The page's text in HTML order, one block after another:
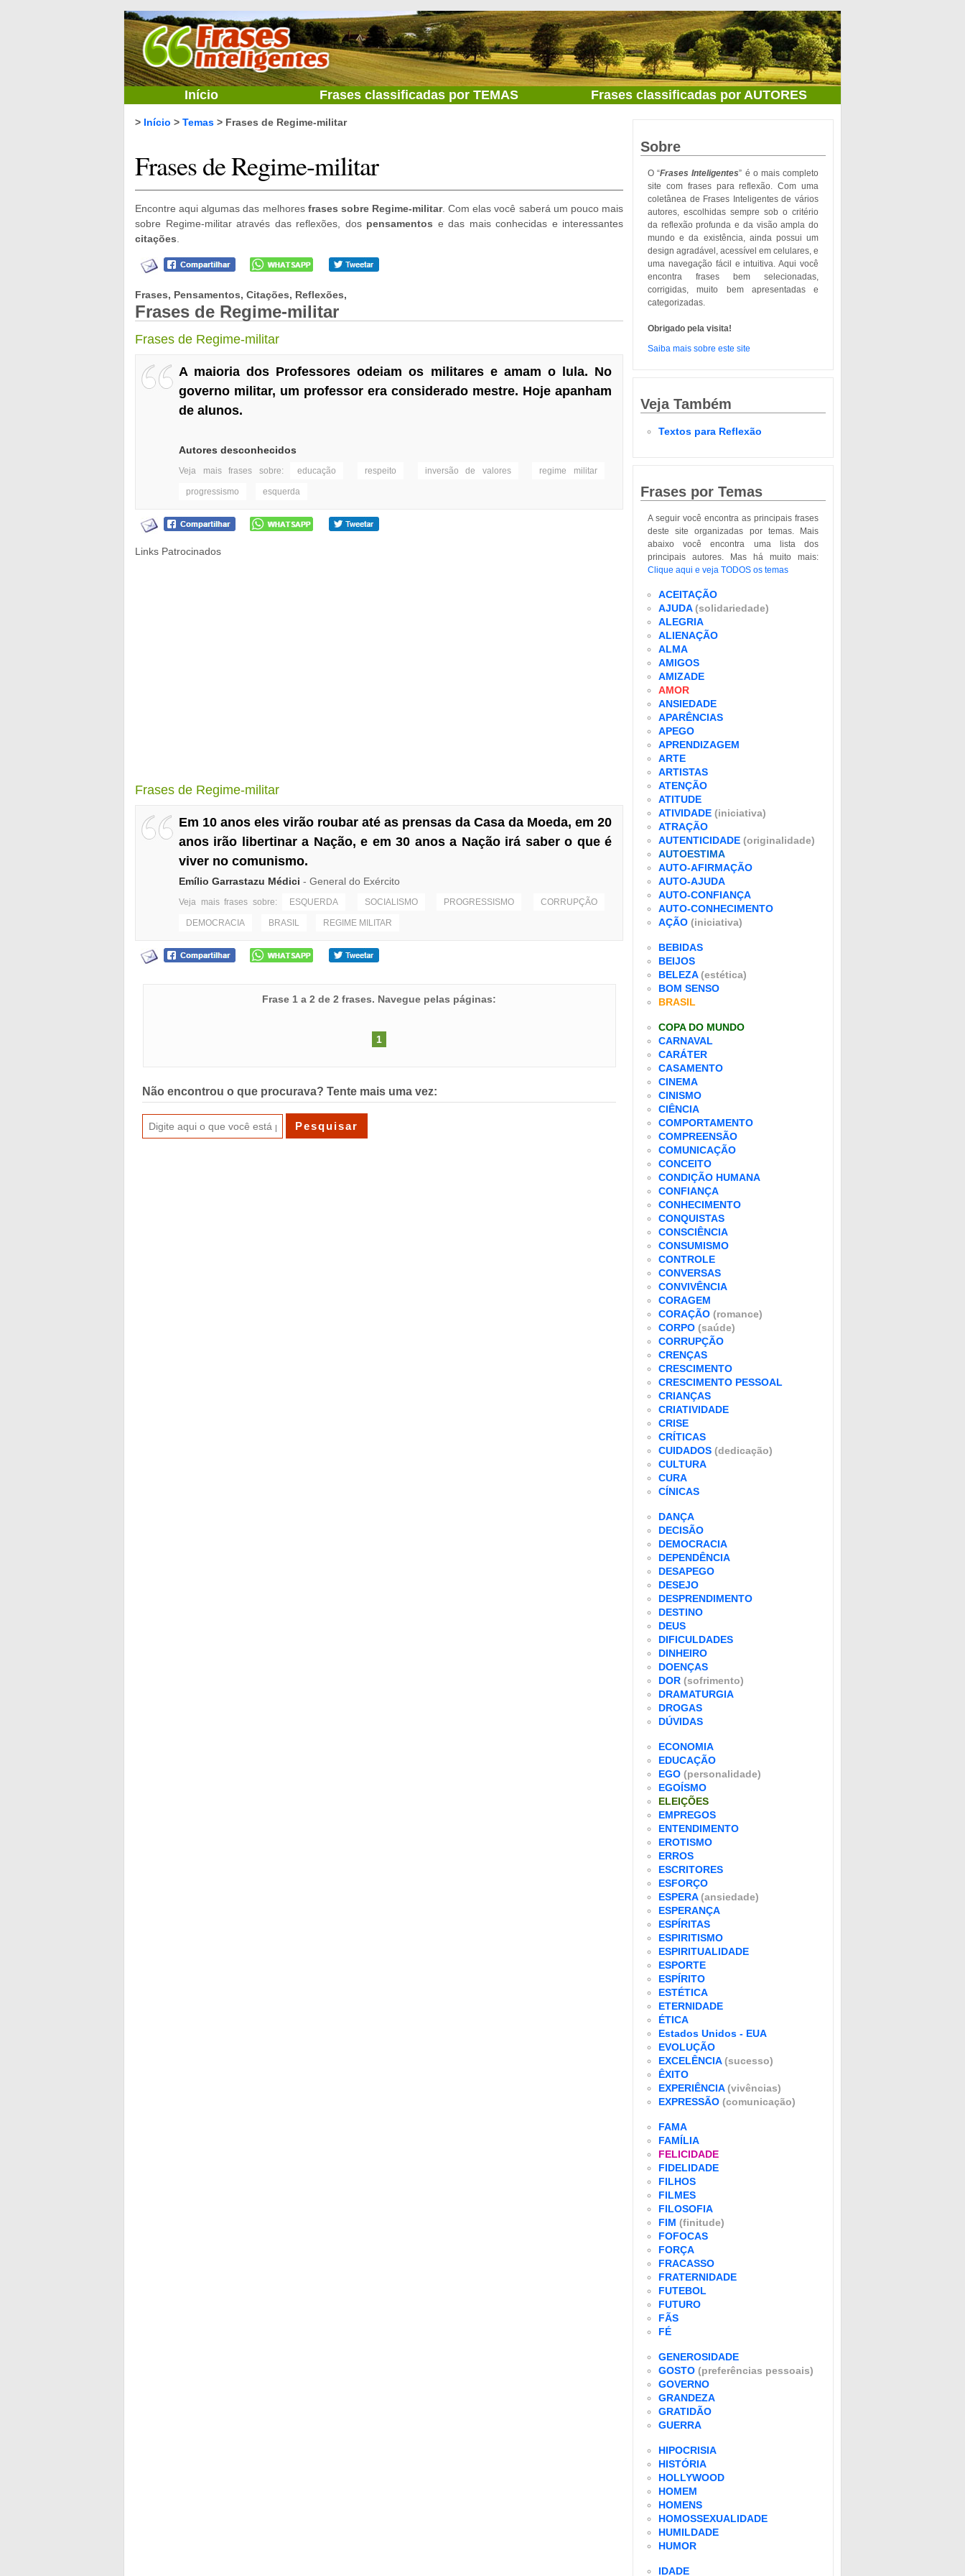
Início Frases classificadas por TEMAS Frases classificadas por AUTORES
> Início > Temas > Frases de Regime-militar
Frases de Regime-militar
Encontre aqui algumas das melhores frases sobre Regime-militar. Com elas você saberá um pouco mais
sobre Regime-militar através das reflexões, dos pensamentos e das mais conhecidas e interessantes
citações
Frases, Pensamentos, Citações, Reflexões,
Frases de Regime-militar
Frases de Regime-militar
A maioria dos Professores odeiam os militares e amam o lula. No
governo militar, um professor era considerado mestre. Hoje apanham
de alunos.
Autores desconhecidos
Veja mais frases sobre: educação respeito inversão de valores regime militar
progressismo esquerda
Links Patrocinados
Frases de Regime-militar
Em 10 anos eles virão roubar até as prensas da Casa da Moeda, em 20
anos irão libertinar a Nação, e em 30 anos a Nação irá saber o que é
viver no comunismo.
Emílio Garrastazu Médici - General do Exército
Veja mais frases sobre: ESQUERDA SOCIALISMO PROGRESSISMO CORRUPÇÃO
DEMOCRACIA BRASIL REGIME MILITAR
Frase 1 a 2 de 2 frases. Navegue pelas páginas:
1
Não encontrou o que procurava? Tente mais uma vez:
Sobre
O “Frases Inteligentes” é o mais completo
site com frases para reflexão. Com uma
coletânea de Frases Inteligentes de vários
autores, escolhidas sempre sob o critério
da reflexão profunda e da visão ampla do
mundo e da existência, ainda possui um
design agradável, acessível em celulares, e
uma navegação fácil e intuitiva. Aqui você
encontra frases bem selecionadas,
corrigidas, muito bem apresentadas e
categorizadas.
Obrigado pela visita!
Saiba mais sobre este site
Veja Também
Textos para Reflexão
Frases por Temas
A seguir você encontra as principais frases
deste site organizadas por temas. Mais
abaixo você encontra uma lista dos
principais autores. Mas há muito mais:
Clique aqui e veja TODOS os temas
ACEITAÇÃO
AJUDA(solidariedade)
ALEGRIA
ALIENAÇÃO
ALMA
AMIGOS
AMIZADE
AMOR
ANSIEDADE
APARÊNCIAS
APEGO
APRENDIZAGEM
ARTE
ARTISTAS
ATENÇÃO
ATITUDE
ATIVIDADE (iniciativa)
ATRAÇÃO
AUTENTICIDADE (originalidade)
AUTOESTIMA
AUTO-AFIRMAÇÃO
AUTO-AJUDA
AUTO-CONFIANÇA
AUTO-CONHECIMENTO
AÇÃO (iniciativa)
BEBIDAS
BEIJOS
BELEZA(estética)
BOM SENSO
BRASIL
COPA DO MUNDO
CARNAVAL
CARÁTER
CASAMENTO
CINEMA
CINISMO
CIÊNCIA
COMPORTAMENTO
COMPREENSÃO
COMUNICAÇÃO
CONCEITO
CONDIÇÃO HUMANA
CONFIANÇA
CONHECIMENTO
CONQUISTAS
CONSCIÊNCIA
CONSUMISMO
CONTROLE
CONVERSAS
CONVIVÊNCIA
CORAGEM
CORAÇÃO (romance)
CORPO (saúde)
CORRUPÇÃO
CRENÇAS
CRESCIMENTO
CRESCIMENTO PESSOAL
CRIANÇAS
CRIATIVIDADE
CRISE
CRÍTICAS
CUIDADOS (dedicação)
CULTURA
CURA
CÍNICAS
DANÇA
DECISÃO
DEMOCRACIA
DEPENDÊNCIA
DESAPEGO
DESEJO
DESPRENDIMENTO
DESTINO
DEUS
DIFICULDADES
DINHEIRO
DOENÇAS
DOR (sofrimento)
DRAMATURGIA
DROGAS
DÚVIDAS
ECONOMIA
EDUCAÇÃO
EGO (personalidade)
EGOÍSMO
ELEIÇÕES
EMPREGOS
ENTENDIMENTO
EROTISMO
ERROS
ESCRITORES
ESFORÇO
ESPERA(ansiedade)
ESPERANÇA
ESPÍRITAS
ESPIRITISMO
ESPIRITUALIDADE
ESPORTE
ESPÍRITO
ESTÉTICA
ETERNIDADE
ÉTICA
Estados Unidos - EUA
EVOLUÇÃO
EXCELÊNCIA(sucesso)
ÊXITO
EXPERIÊNCIA(vivências)
EXPRESSÃO (comunicação)
FAMA
FAMÍLIA
FELICIDADE
FIDELIDADE
FILHOS
FILMES
FILOSOFIA
FIM (finitude)
FOFOCAS
FORÇA
FRACASSO
FRATERNIDADE
FUTEBOL
FUTURO
FÃS
FÉ
GENEROSIDADE
GOSTO (preferências pessoais)
GOVERNO
GRANDEZA
GRATIDÃO
GUERRA
HIPOCRISIA
HISTÓRIA
HOLLYWOOD
HOMEM
HOMENS
HOMOSSEXUALIDADE
HUMILDADE
HUMOR
IDADE